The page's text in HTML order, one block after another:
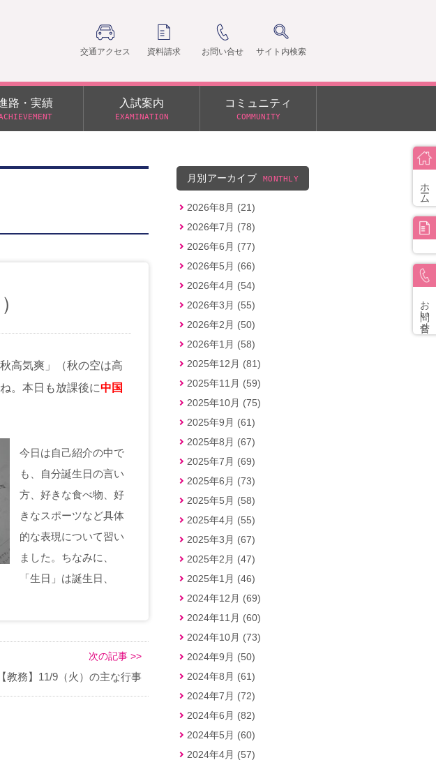
ホーム
お問い合せ
交通アクセス 資料請求 お問い合せ サイト内検索
ス）
路・実績 入試案内
EXAMINATION
コミュニティ
COMMUNITY
高気爽」（秋の空は高
。本日も放課後に中国
今日は自己紹介の中で
も、自分誕生日の言い
方、好きな食べ物、好
きなスポーツなど具体
的な表現について習い
ました。ちなみに、
「生日」は誕生日、
次の記事 >>
【教務】11/9（火）の主な行事
月別アーカイブ MONTHLY
2026年8月 (21)
2026年7月 (78)
2026年6月 (77)
2026年5月 (66)
2026年4月 (54)
2026年3月 (55)
2026年2月 (50)
2026年1月 (58)
2025年12月 (81)
2025年11月 (59)
2025年10月 (75)
2025年9月 (61)
2025年8月 (67)
2025年7月 (69)
2025年6月 (73)
2025年5月 (58)
2025年4月 (55)
2025年3月 (67)
2025年2月 (47)
2025年1月 (46)
2024年12月 (69)
2024年11月 (60)
2024年10月 (73)
2024年9月 (50)
2024年8月 (61)
2024年7月 (72)
2024年6月 (82)
2024年5月 (60)
2024年4月 (57)